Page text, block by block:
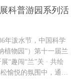
科普游园系列活
年泼水节，中国科学
植物园”）第十一届兰
“趣闯“兰”关 · 共绘
愉悦的氛围中，通过